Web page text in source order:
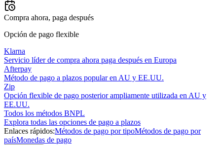
Compra ahora, paga después
Opción de pago flexible
Klarna
Servicio líder de compra ahora paga después en Europa
Afterpay
Método de pago a plazos popular en AU y EE.UU.
Zip
Opción flexible de pago posterior ampliamente utilizada en AU y
EE.UU.
Todos los métodos BNPL
Explora todas las opciones de pago a plazos
Enlaces rápidos:Métodos de pago por tipoMétodos de pago por
paísMonedas de pago